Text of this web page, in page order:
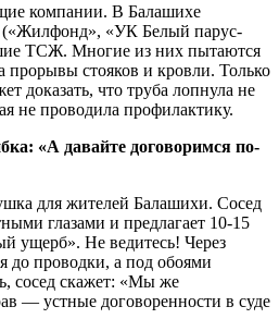
компании. В Балашихе
«УК Белый парус-
ТСЖ. Многие из них пытаются
прорывы стояков и кровли. Только
доказать, что труба лопнула не
не проводила профилактику.
«А давайте договоримся по-
для жителей Балашихи. Сосед
глазами и предлагает 10-15
ущерб». Не ведитесь! Через
до проводки, а под обоями
сосед скажет: «Мы же
— устные договоренности в суде